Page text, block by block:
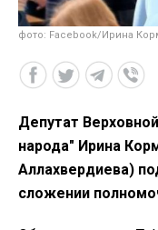
фото: Facebook/Ирина
Депутат
народа" Ирина
Аллахвердиева)
сложении